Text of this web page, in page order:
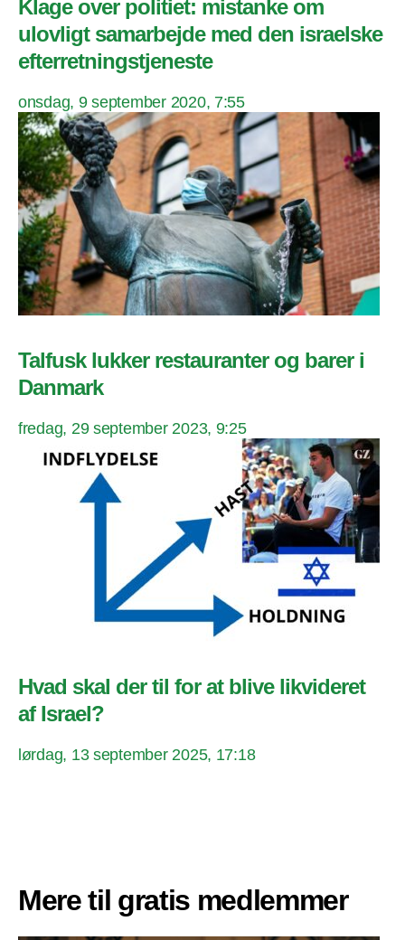
Klage over politiet: mistanke om
ulovligt samarbejde med den israelske
efterretningstjeneste
onsdag, 9 september 2020, 7:55
Talfusk lukker restauranter og barer i
Danmark
fredag, 29 september 2023, 9:25
Hvad skal der til for at blive likvideret
af Israel?
lørdag, 13 september 2025, 17:18
Mere til gratis medlemmer